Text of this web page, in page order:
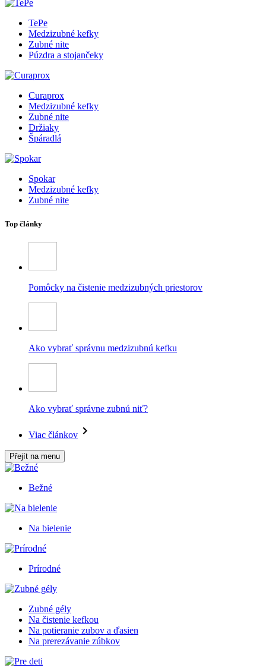
TePe
Medzizubné kefky
Zubné nite
Púzdra a stojančeky
Curaprox
Medzizubné kefky
Zubné nite
Držiaky
Špáradlá
Spokar
Medzizubné kefky
Zubné nite
Top články
Pomôcky na čistenie medzizubných priestorov
Ako vybrať správnu medzizubnú kefku
Ako vybrať správne zubnú niť?
Viac článkov
Přejít na menu
Bežné
Na bielenie
Prírodné
Zubné gély
Na čistenie kefkou
Na potieranie zubov a ďasien
Na prerezávanie zúbkov